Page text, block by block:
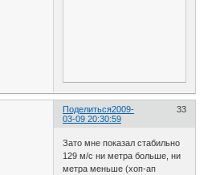
Поделиться 33
2009-
03-09 20:30:59
Зато мне показал стабильно
129 м/с ни метра больше, ни
метра меньше (хоп-ап